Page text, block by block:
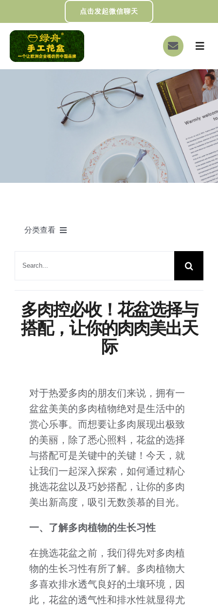
过
点击发起微信聊天
切
导
航
首页
关于我们
DIY制作
分类查看
家居一角
展会动态
客户到访
其它
多肉控必收！花盆选择与
搭配，让你的肉肉美出天
际
对于热爱多肉的朋友们来说，拥有一
盆盆美美的多肉植物绝对是生活中的
赏心乐事。而想要让多肉展现出极致
的美丽，除了悉心照料，花盆的选择
与搭配可是关键中的关键！今天，就
让我们一起深入探索，如何通过精心
挑选花盆以及巧妙搭配，让你的多肉
美出新高度，吸引无数羡慕的目光。
一、了解多肉植物的生长习性
在挑选花盆之前，我们得先对多肉植
物的生长习性有所了解。多肉植物大
多喜欢排水透气良好的土壤环境，因
此，花盆的透气性和排水性就显得尤